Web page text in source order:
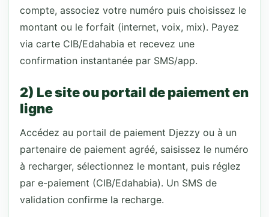
compte, associez votre numéro puis choisissez le
montant ou le forfait (internet, voix, mix). Payez
via carte CIB/Edahabia et recevez une
confirmation instantanée par SMS/app.
2) Le site ou portail de paiement en
ligne
Accédez au portail de paiement Djezzy ou à un
partenaire de paiement agréé, saisissez le numéro
à recharger, sélectionnez le montant, puis réglez
par e-paiement (CIB/Edahabia). Un SMS de
validation confirme la recharge.